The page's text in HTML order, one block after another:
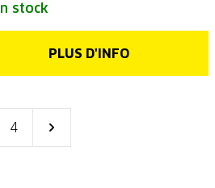
stock
PLUS D'INFO
4